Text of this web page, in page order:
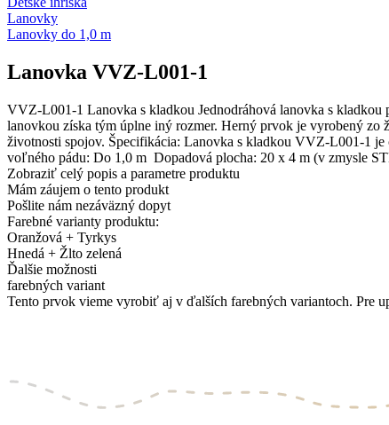
Lanovky
Lanovky do 1,0 m
Lanovka VVZ-L001-1
VVZ-L001-1 Lanovka s kladkou Jednodráhová lanovka s kladkou
lanovkou získa tým úplne iný rozmer. Herný prvok je vyrobený zo
životnosti spojov. Špecifikácia: Lanovka s kladkou VVZ-L001-1
voľného pádu: Do 1,0 m Dopadová plocha: 20 x 4 m (v zmysle
Zobraziť celý popis a parametre produktu
Mám záujem o tento produkt
Pošlite nám nezáväzný dopyt
Farebné varianty produktu:
Oranžová + Tyrkys
Hnedá + Žlto zelená
Ďalšie možnosti
farebných variant
Tento prvok vieme vyrobiť aj v ďalších farebných variantoch. Pre